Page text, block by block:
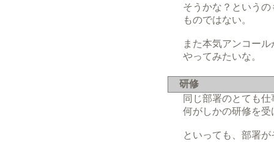
そうかな？という
ものではない。
また本気アンコー
やってみたいな。
研修
同じ部署のとても
何がしかの研修を
といっても、部署